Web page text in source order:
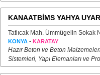
KANAATBİMS YAHYA UYAR
Tatlıcak Mah. Ümmügelin Sokak
KONYA - KARATAY
Hazır Beton ve Beton
Sistemleri, Yapı Elemanları ve